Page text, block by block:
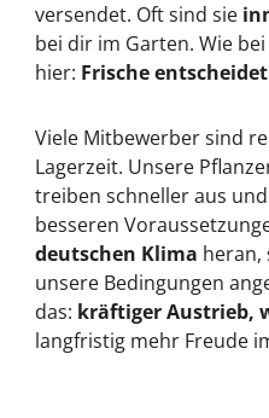
versendet. Oft sind sie
bei dir im Garten. Wie
hier: Frische
Viele Mitbewerber sind
Lagerzeit. Unsere
treiben schneller aus
besseren
deutschen Klima heran,
unsere Bedingungen
das: kräftiger Austrieb,
langfristig mehr Freude